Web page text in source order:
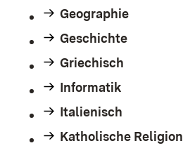
Geographie
Geschichte
Griechisch
Informatik
Italienisch
Katholische Religion